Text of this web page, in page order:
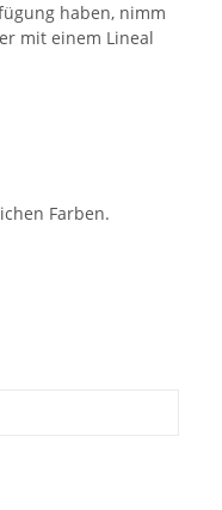
haben, nimm
mit einem Lineal
Farben.